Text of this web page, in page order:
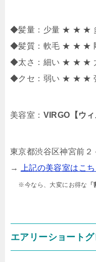
◆髪量：少量 ★ ★ ★
◆髪質：軟毛 ★ ★ ★
◆太さ：細い ★ ★ ★
◆クセ：弱い ★ ★ ★
美容室： VIRGO【ウィ
東京都渋谷区神宮前
→ 上記の美容室はこ
※今なら、大変にお得な
エアリーショート